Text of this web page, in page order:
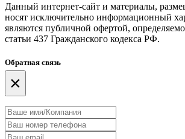
Данный интернет-сайт и материалы,
носят исключительно информационный
являются публичной офертой,
статьи 437 Гражданского кодекса РФ.
Обратная связь
×